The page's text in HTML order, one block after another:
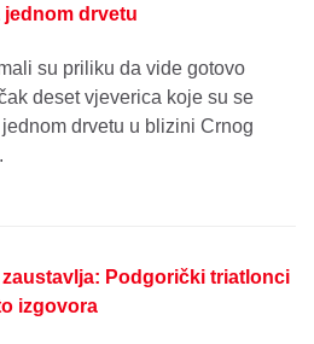
jednom drvetu
su priliku da vide gotovo
deset vjeverica koje su se
drvetu u blizini Crnog
zaustavlja: Podgorički triatlonci
izgovora